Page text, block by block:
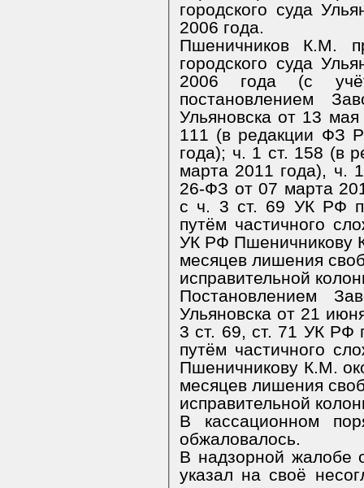
городского суда
2006 года.
Пшеничников К.М.
городского суда
2006 года (с
постановлением
Ульяновска от 13
111 (в редакции ФЗ
года); ч. 1 ст. 158
марта 2011 года),
26-ФЗ от 07 марта
с ч. 3 ст. 69 УК РФ
путём частичного
УК РФ Пшеничникову
месяцев лишения
исправительной
Постановлением
Ульяновска от 21
3 ст. 69, ст. 71 УК РФ
путём частичного
Пшеничникову К.М.
месяцев лишения
исправительной
В кассационном
обжаловалось.
В надзорной жалобе
указал на своё